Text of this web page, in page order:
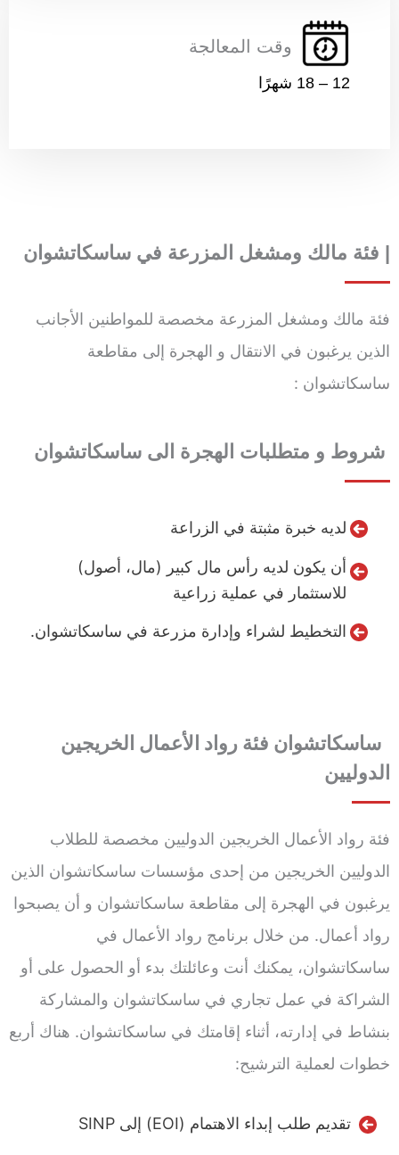
وقت المعالجة
12 – 18 شهرًا
| فئة مالك ومشغل المزرعة في ساسكاتشوان
فئة مالك ومشغل المزرعة مخصصة للمواطنين الأجانب
الذين يرغبون في الانتقال و الهجرة إلى مقاطعة
ساسكاتشوان :
شروط و متطلبات الهجرة الى ساسكاتشوان
لديه خبرة مثبتة في الزراعة
أن يكون لديه رأس مال كبير (مال، أصول)
للاستثمار في عملية زراعية
التخطيط لشراء وإدارة مزرعة في ساسكاتشوان.
ساسكاتشوان فئة رواد الأعمال الخريجين
الدوليين
فئة رواد الأعمال الخريجين الدوليين مخصصة للطلاب
الدوليين الخريجين من إحدى مؤسسات ساسكاتشوان الذين
يرغبون في الهجرة إلى مقاطعة ساسكاتشوان و أن يصبحوا
رواد أعمال. من خلال برنامج رواد الأعمال في
ساسكاتشوان، يمكنك أنت وعائلتك بدء أو الحصول على أو
الشراكة في عمل تجاري في ساسكاتشوان والمشاركة
بنشاط في إدارته، أثناء إقامتك في ساسكاتشوان. هناك أربع
خطوات لعملية الترشيح:
تقديم طلب إبداء الاهتمام (EOI) إلى SINP